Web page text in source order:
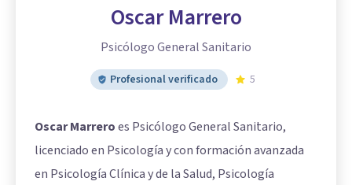
Oscar Marrero
Psicólogo General Sanitario
Profesional verificado 5
Oscar Marreroes Psicólogo General Sanitario,
licenciado en Psicología y con formación avanzada
en Psicología Clínica y de la Salud, Psicología